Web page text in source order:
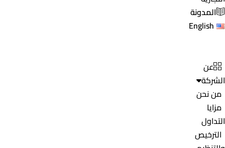
المدونة
English
عن
الشركة
من نحن
مزايا
التداول
الترخيص